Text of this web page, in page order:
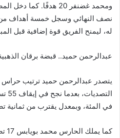
ومحمد غضنفر 20 هدفًا.
نصف النهائي وسجل خمسة أهداف
له، ليمنح الفريق قوة إضافية قبل
عبدالرحمن حميد.. قبضة برقان
يتصدر عبدالرحمن حميد ترتيب
في المئة، وبمعدل يقترب من ثمانية